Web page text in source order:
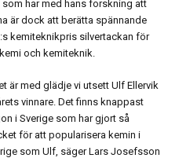
har med hans forskning att
är dock att berätta spännande
kemiteknikpris silvertackan för
och kemiteknik.
är med glädje vi utsett Ulf Ellervik
vinnare. Det finns knappast
i Sverige som har gjort så
för att popularisera kemin i
som Ulf, säger Lars Josefsson